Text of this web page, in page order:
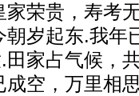
荣贵，寿考
岁起东.我年
家占气候，
成空，万里相